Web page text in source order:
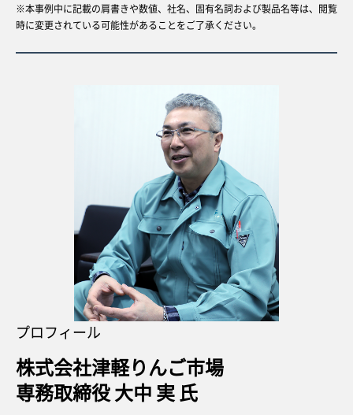
※本事例中に記載の肩書きや数値、社名、固有名詞および製品名等は、閲覧
時に変更されている可能性があることをご了承ください。
プロフィール
株式会社津軽りんご市場
専務取締役 大中 実 氏